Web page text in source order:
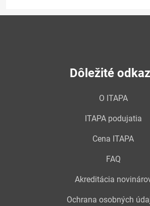
Dôležité
O ITAPA
ITAPA podujatia
Cena ITAPA
FAQ
Akreditácia
Ochrana osobných